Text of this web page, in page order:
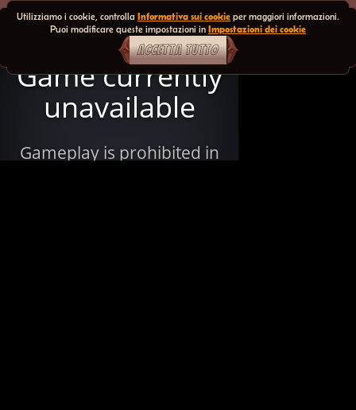
Utilizziamo i cookie, controlla Informativa sui cookie per maggiori informazioni.
Puoi modificare queste impostazioni in Impostazioni dei cookie
ACCETTA TUTTO